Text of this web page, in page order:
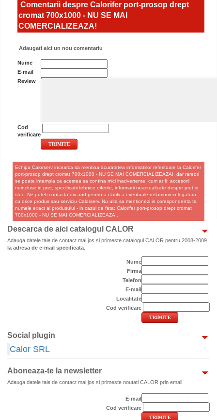
Comentarii despre Calorifer port-prosop drept
cromat 700x1000 - NU SE MAI
COMERCIALIZEAZA!
Adaugati aici un nou comentariu
Nume
E-mail
Review
Cod
verificare
Echipa Calorserv incearca sa mentina acuratetea informatiilor referitoare la Calorifer
port-prosop drept cromat 700x1000 - NU SE MAI COMERCIALIZEAZA!, dar rareori
se poate intampla ca acestea sa contina mici inadvertente, cum ar fi: accesorii
neincluse in pret, specificatii tehnice diferite, informatii neactualizate despre pret si
stoc. Ne puteti contacta oricand pentru a clarifica eventuale nelamuriri in legatura
cu orice produs sau serviciu Calorserv. Nu uita sa mentionezi in corespondenta ta
numele exact al produsului - in cazul de fata: Calorifer port-prosop drept cromat
700x1000 - NU SE MAI COMERCIALIZEAZA!.
Descarca de aici catalogul CALOR
Adauga datele tale de contact mai jos si primeste catalogul CALOR pentru 2008-2009
la adresa de e-mail specificata
Nume
Firma
Telefon
E-mail
Localitate
Cod verificare
Social plugin
Calor SRL
Aboneaza-te la newsletter
Adauga datele tale de contact mai jos si primeste noutati CALOR prin email
E-mail
Cod verificare